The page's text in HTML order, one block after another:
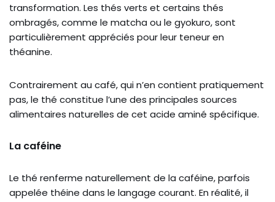
transformation. Les thés verts et certains thés
ombragés, comme le matcha ou le gyokuro, sont
particulièrement appréciés pour leur teneur en
théanine.
Contrairement au café, qui n’en contient pratiquement
pas, le thé constitue l’une des principales sources
alimentaires naturelles de cet acide aminé spécifique.
La caféine
Le thé renferme naturellement de la caféine, parfois
appelée théine dans le langage courant. En réalité, il